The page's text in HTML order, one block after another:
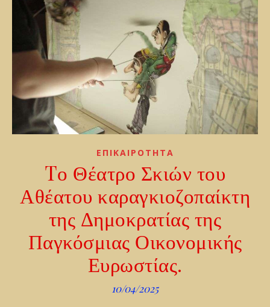
ΕΠΙΚΑΙΡΟΤΗΤΑ
Tο Θέατρο Σκιών του
Αθέατου καραγκιοζοπαίκτη
της Δημοκρατίας της
Παγκόσμιας Οικονομικής
Ευρωστίας.
10/04/2025